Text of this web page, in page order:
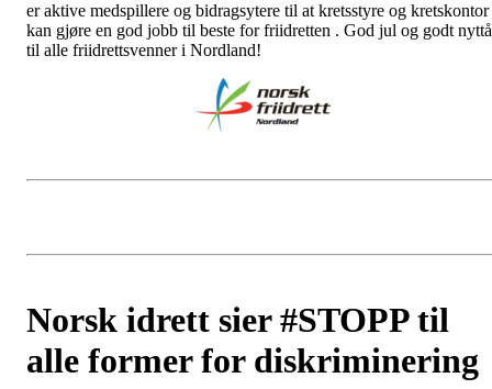
er aktive medspillere og bidragsytere til at kretsstyre og kretskontor
kan gjøre en god jobb til beste for friidretten . God jul og godt
til alle friidrettsvenner i Nordland!
Norsk idrett sier #STOPP til
alle former for diskriminering